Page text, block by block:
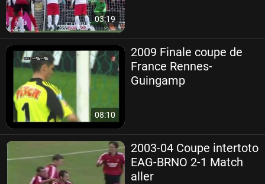
03:19
08:10
2009 Finale coupe de
France Rennes-
Guingamp
2003-04 Coupe intertoto
EAG-BRNO 2-1 Match
aller